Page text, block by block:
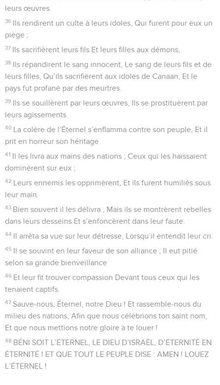
leurs œuvres.
36 Ils rendirent un culte à leurs idoles, Qui furent pour eux un
piège ;
37 Ils sacrifièrent leurs fils Et leurs filles aux démons,
38 Ils répandirent le sang innocent, Le sang de leurs fils et de
leurs filles, Qu’ils sacrifièrent aux idoles de Canaan, Et le
pays fut profané par des meurtres.
39 Ils se souillèrent par leurs œuvres, Ils se prostituèrent par
leurs agissements.
40 La colère de l’Éternel s’enflamma contre son peuple, Et il
prit en horreur son héritage.
41 Il les livra aux mains des nations ; Ceux qui les haïssaient
dominèrent sur eux ;
42 Leurs ennemis les opprimèrent, Et ils furent humiliés sous
leur main.
43 Bien souvent il les délivra ; Mais ils se montrèrent rebelles
dans leurs desseins Et s’enfoncèrent dans leur faute.
44 Il arrêta sa vue sur leur détresse, Lorsqu’il entendit leur cri.
45 Il se souvint en leur faveur de son alliance ; Il eut pitié
selon sa grande bienveillance
46 Et leur fit trouver compassion Devant tous ceux qui les
tenaient captifs.
47 Sauve-nous, Éternel, notre Dieu ! Et rassemble-nous du
milieu des nations, Afin que nous célébrions ton saint nom,
Et que nous mettions notre gloire à te louer !
48 BÉNI SOIT L’ÉTERNEL, LE DIEU D’ISRAËL, D’ÉTERNITÉ EN
ÉTERNITÉ ! ET QUE TOUT LE PEUPLE DISE : AMEN ! LOUEZ
L’ÉTERNEL !